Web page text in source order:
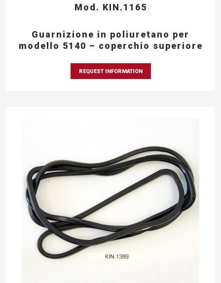
Mod. KIN.1165
Guarnizione in poliuretano per
modello 5140 – coperchio superiore
REQUEST INFORMATION